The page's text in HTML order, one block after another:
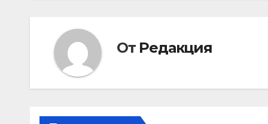
От Редакция